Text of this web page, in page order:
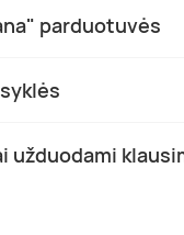
parduotuvės
užduodami